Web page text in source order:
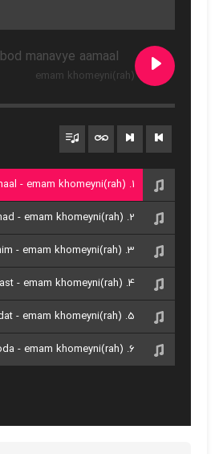
bod manavye aamaal
emam khomeyni(rah)
1. bod manavye aamaal - emam khomeyni(rah)
5. vahdat - emam khomeyni(rah)
6. yaarye khoda - emam khomeyni(rah)